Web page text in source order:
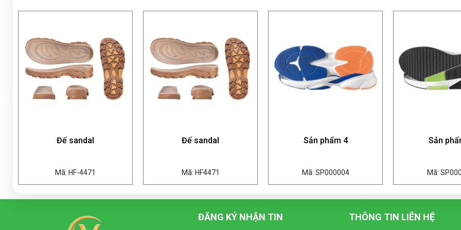
Đế sandal
Mã: HF-4471
Đế sandal
Mã: HF4471
Sản phẩm 4
Mã: SP000004
Sản
Mã:
ĐĂNG KÝ NHẬN TIN THÔNG TIN LIÊN HỆ